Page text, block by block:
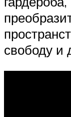
свободу и